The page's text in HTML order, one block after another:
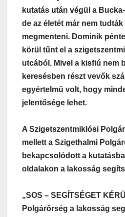
kutatás után végül a
de az életét már nem tudták
megmenteni. Dominik
körül tűnt el a
utcából. Mivel a kisfiú nem
keresésben részt vevők
egyértelmű volt, hogy
jelentősége lehet.
A Szigetszentmiklósi
mellett a Szigethalmi
bekapcsolódott a
oldalakon a lakosság
„SOS – SEGÍTSÉGET
Polgárőrség a lakosság